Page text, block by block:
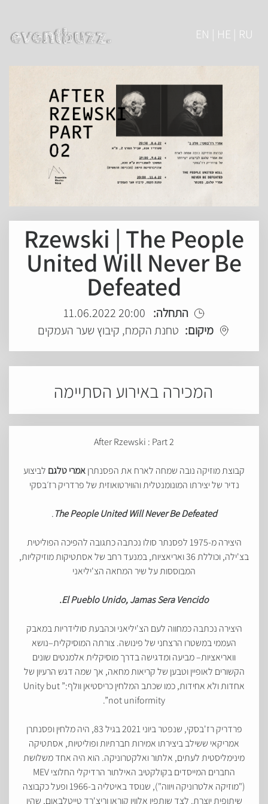
EN | HE | RU
Rzewski | The People
United Will Never Be
Defeated
התחלה: 20:00 11.06.2022
מיקום: טחנת הקמח, קיבוץ שער העמקים
המכירה באירוע הסתיימה
After Rzewski : Part 2
קבוצת מוזיקה נובה שמחה לארח את הפסנתרןאמרי טלגם לביצוע
נדיר של יצירתו המונומנטלית והווירטואוזית של פרדריק רז׳בסקי
The People United Will Never Be Defeated
.
היצירה מ-1975 לפסנתר סולו נכתבה כתגובה להפיכה הפוליטית
בצ'ילה, וכוללת 36 ואריאציות, במנעד רחב של אסתטיקות מוזיקליות,
המבוססות על שיר המחאה הצ'יליאני
El Pueblo Unido, Jamas Sera Vencido.
היצירה נכתבה כמחווה לעם הצ'יליאני וכהבעת סולידריות במאבק
העממי במשטרו הרצחני של פינושה. צורתה המוסיקלית–נושא
וואריאציות– מביעה ומדגישה בדרך מוסיקלית אלמנטים שונים
הקשורים לאופיין וטבען של קריאות מחאה, אך שמה דגש הרעיון של
אחדות ולא אחידות, כמו שכתב המלחין כריסטיאן וולף:” Unity but
not uniformity”.
פרדריק רז'בסקי, שנפטר ביוני 2021 בגיל 83, היה מלחין ופסנתרן
אמריקאי ששילב ביצירתו אמירות חברתיות ופוליטיות, אסתטיקה
מינימליסטית לעתים, אלתור ואלקטרוניקה. הוא היה אחד משלושת
החברים המייסדים בקולקטיב האילתור הרדיקלי החלוצי MEV
("מוזיקה אלטרוניקה ויווה"), שנוסד באיטליה ב-1966 ופעל כקבוצה
שיתופית יוצרת. לצד שותפיו אלווין קוראן וריצ'רד טייטלבאום, שהיו